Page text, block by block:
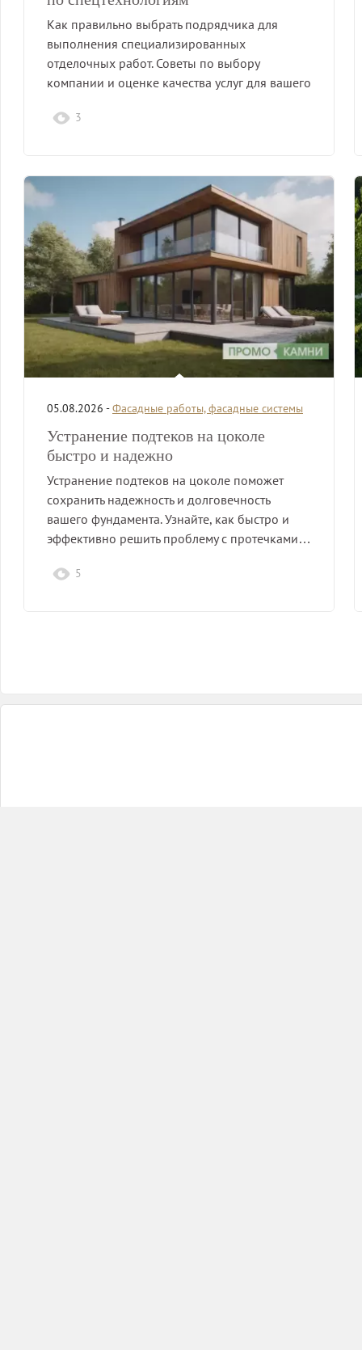
Как правильно выбрать подрядчика для
выполнения специализированных
отделочных работ. Советы по выбору
компании и оценке качества услуг для вашего
3
05.08.2026 -Фасадные работы, фасадные системы
Устранение подтеков на цоколе
быстро и надежно
Устранение подтеков на цоколе поможет
сохранить надежность и долговечность
вашего фундамента. Узнайте, как быстро и
эффективно решить проблему с протечками…
5